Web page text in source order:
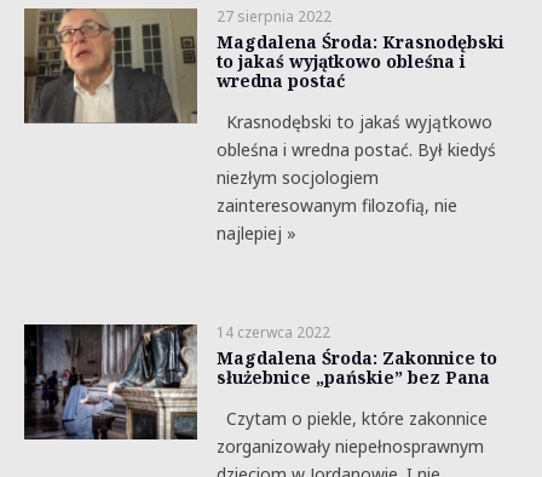
27 sierpnia 2022
Magdalena Środa: Krasnodębski
to jakaś wyjątkowo obleśna i
wredna postać
Krasnodębski to jakaś wyjątkowo
obleśna i wredna postać. Był kiedyś
niezłym socjologiem
zainteresowanym filozofią, nie
najlepiej »
14 czerwca 2022
Magdalena Środa: Zakonnice to
służebnice „pańskie” bez Pana
Czytam o piekle, które zakonnice
zorganizowały niepełnosprawnym